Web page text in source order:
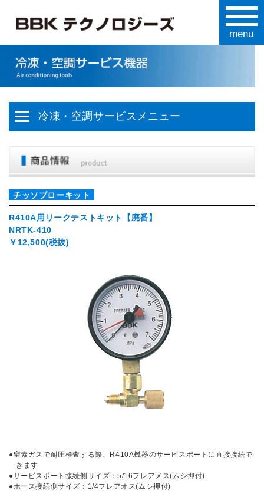
冷凍・空調サービスメニュー
チッソブローキット
R410A用リークテストキット【廃番】
NRTK-410
￥12,500(税抜)
●窒素ガスで耐圧検査する際、R410A機器のサービスポートに直接接続で
きます
●サービスポート接続側サイズ：5/16フレアメス(ムシ押付)
●ホース接続側サイズ：1/4フレアオス(ムシ押付)